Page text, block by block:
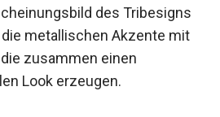
des Tribesigns
metallischen Akzente mit
zusammen einen
Look erzeugen.